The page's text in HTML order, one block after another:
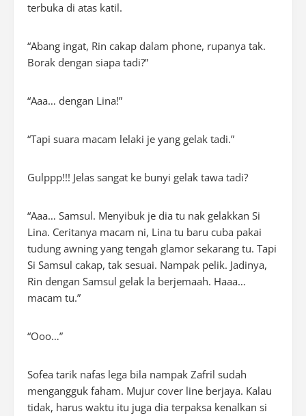
terbuka di atas katil.
“Abang ingat, Rin cakap dalam phone, rupanya tak.
Borak dengan siapa tadi?”
“Aaa… dengan Lina!”
“Tapi suara macam lelaki je yang gelak tadi.”
Gulppp!!! Jelas sangat ke bunyi gelak tawa tadi?
“Aaa… Samsul. Menyibuk je dia tu nak gelakkan Si
Lina. Ceritanya macam ni, Lina tu baru cuba pakai
tudung awning yang tengah glamor sekarang tu. Tapi
Si Samsul cakap, tak sesuai. Nampak pelik. Jadinya,
Rin dengan Samsul gelak la berjemaah. Haaa…
macam tu.”
“Ooo…”
Sofea tarik nafas lega bila nampak Zafril sudah
mengangguk faham. Mujur cover line berjaya. Kalau
tidak, harus waktu itu juga dia terpaksa kenalkan si